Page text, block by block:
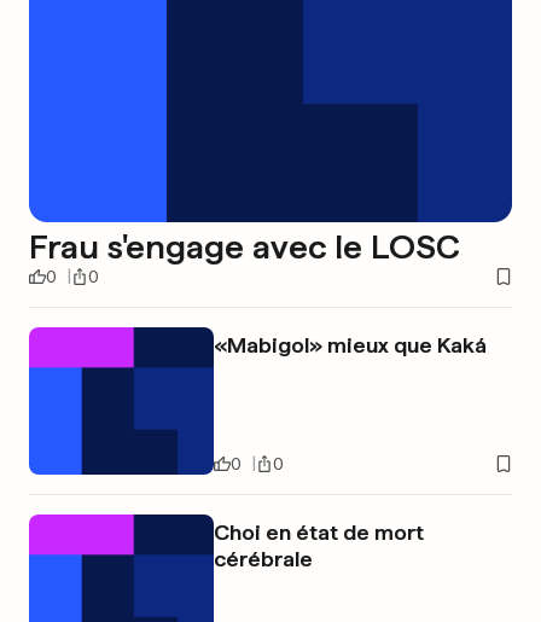
Frau s'engage avec le LOSC
0 0
«Mabigol» mieux que Kaká
0 0
Choi en état de mort
cérébrale